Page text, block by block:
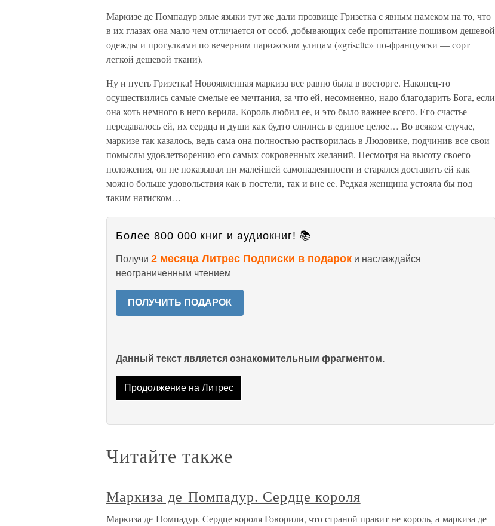
Маркизе де Помпадур злые языки тут же дали прозвище Гризетка с явным намеком на то, что
в их глазах она мало чем отличается от особ, добывающих себе пропитание пошивом дешевой
одежды и прогулками по вечерним парижским улицам («grisette» по-французски — сорт
легкой дешевой ткани).
Ну и пусть Гризетка! Новоявленная маркиза все равно была в восторге. Наконец-то
осуществились самые смелые ее мечтания, за что ей, несомненно, надо благодарить Бога, если
она хоть немного в него верила. Король любил ее, и это было важнее всего. Его счастье
передавалось ей, их сердца и души как будто слились в единое целое… Во всяком случае,
маркизе так казалось, ведь сама она полностью растворилась в Людовике, подчинив все свои
помыслы удовлетворению его самых сокровенных желаний. Несмотря на высоту своего
положения, он не показывал ни малейшей самонадеянности и старался доставить ей как
можно больше удовольствия как в постели, так и вне ее. Редкая женщина устояла бы под
таким натиском…
Более 800 000 книг и аудиокниг! 📚
Получи 2 месяца Литрес Подписки в подарок и наслаждайся
неограниченным чтением
ПОЛУЧИТЬ ПОДАРОК
Данный текст является ознакомительным фрагментом.
Продолжение на Литрес
Читайте также
Маркиза де Помпадур. Сердце короля
Маркиза де Помпадур. Сердце короля Говорили, что страной правит не король, а маркиза де